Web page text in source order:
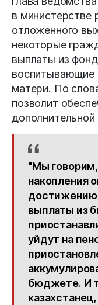
в министерстве
отложенного
некоторые
выплаты из
воспитывающие
матери. По
позволит
"Мы
накопления
достижению
выплаты из
уйдут на
бюджете. И